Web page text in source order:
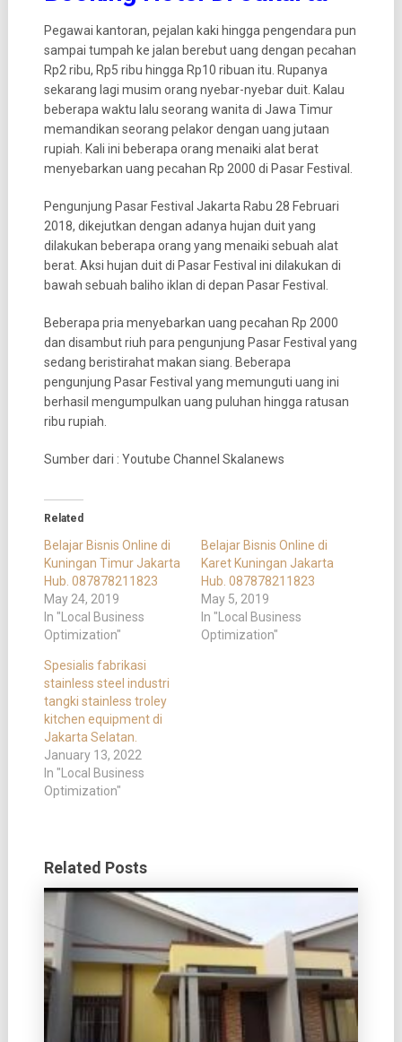
Pegawai kantoran, pejalan kaki hingga pengendara pun
sampai tumpah ke jalan berebut uang dengan pecahan
Rp2 ribu, Rp5 ribu hingga Rp10 ribuan itu. Rupanya
sekarang lagi musim orang nyebar-nyebar duit. Kalau
beberapa waktu lalu seorang wanita di Jawa Timur
memandikan seorang pelakor dengan uang jutaan
rupiah. Kali ini beberapa orang menaiki alat berat
menyebarkan uang pecahan Rp 2000 di Pasar Festival.
Pengunjung Pasar Festival Jakarta Rabu 28 Februari
2018, dikejutkan dengan adanya hujan duit yang
dilakukan beberapa orang yang menaiki sebuah alat
berat. Aksi hujan duit di Pasar Festival ini dilakukan di
bawah sebuah baliho iklan di depan Pasar Festival.
Beberapa pria menyebarkan uang pecahan Rp 2000
dan disambut riuh para pengunjung Pasar Festival yang
sedang beristirahat makan siang. Beberapa
pengunjung Pasar Festival yang memunguti uang ini
berhasil mengumpulkan uang puluhan hingga ratusan
ribu rupiah.
Sumber dari : Youtube Channel Skalanews
Related
Belajar Bisnis Online di
Kuningan Timur Jakarta
Hub. 087878211823
May 24, 2019
In "Local Business
Optimization"
Belajar Bisnis Online di
Karet Kuningan Jakarta
Hub. 087878211823
May 5, 2019
In "Local Business
Optimization"
Spesialis fabrikasi
stainless steel industri
tangki stainless troley
kitchen equipment di
Jakarta Selatan.
January 13, 2022
In "Local Business
Optimization"
Related Posts